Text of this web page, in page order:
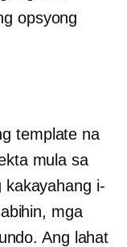
opsyong
template na
mula sa
kakayahang i-
mga
Ang lahat